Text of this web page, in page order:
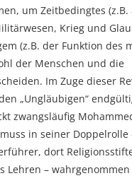
um Zeitbedingtes (z.B.
Krieg und
(z.B. der Funktion des
der Menschen und die
Im Zuge dieser
„Ungläubigen“
zwangsläufig
in seiner Doppelrolle
dort
Lehren –